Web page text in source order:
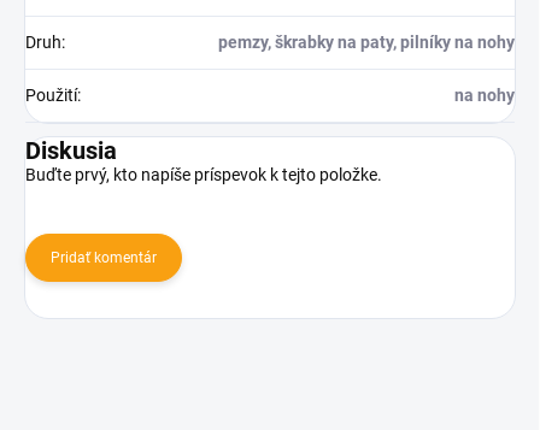
Druh: pemzy, škrabky na paty, pilníky na nohy
Použití: na nohy
Diskusia
Buďte prvý, kto napíše príspevok k tejto položke.
Pridať komentár